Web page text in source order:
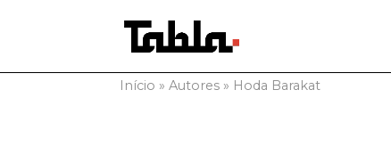
Início »Autores » Hoda Barakat